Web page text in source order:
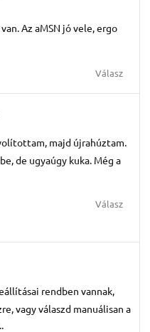
Az aMSN jó vele, ergo
Válasz
majd újrahúztam.
de ugyaúgy kuka. Még a
Válasz
rendben vannak,
vagy válaszd manuálisan a